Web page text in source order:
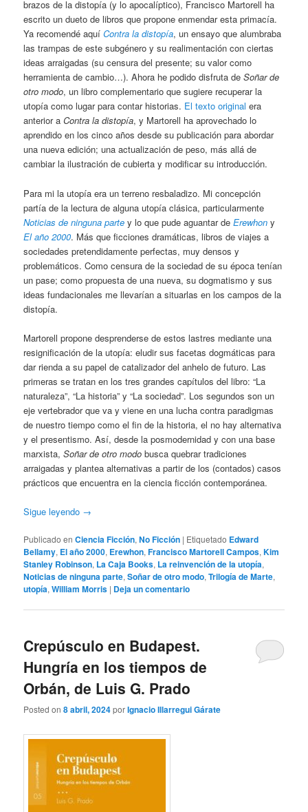
brazos de la distopía (y lo apocalíptico), Francisco Martorell ha
escrito un dueto de libros que propone enmendar esta primacía.
Ya recomendé aquíContra la distopía, un ensayo que alumbraba
las trampas de este subgénero y su realimentación con ciertas
ideas arraigadas (su censura del presente; su valor como
herramienta de cambio…). Ahora he podido disfruta deSoñar de
otro modo, un libro complementario que sugiere recuperar la
utopía como lugar para contar historias. El texto original era
anterior aContra la distopía, y Martorell ha aprovechado lo
aprendido en los cinco años desde su publicación para abordar
una nueva edición; una actualización de peso, más allá de
cambiar la ilustración de cubierta y modificar su introducción.
Para mi la utopía era un terreno resbaladizo. Mi concepción
partía de la lectura de alguna utopía clásica, particularmente
Noticias de ninguna parte y lo que pude aguantar deErewhon y
El año 2000. Más que ficciones dramáticas, libros de viajes a
sociedades pretendidamente perfectas, muy densos y
problemáticos. Como censura de la sociedad de su época tenían
un pase; como propuesta de una nueva, su dogmatismo y sus
ideas fundacionales me llevarían a situarlas en los campos de la
distopía.
Martorell propone desprenderse de estos lastres mediante una
resignificación de la utopía: eludir sus facetas dogmáticas para
dar rienda a su papel de catalizador del anhelo de futuro. Las
primeras se tratan en los tres grandes capítulos del libro: “La
naturaleza”, “La historia” y “La sociedad”. Los segundos son un
eje vertebrador que va y viene en una lucha contra paradigmas
de nuestro tiempo como el fin de la historia, el no hay alternativa
y el presentismo. Así, desde la posmodernidad y con una base
marxista,Soñar de otro modo busca quebrar tradiciones
arraigadas y plantea alternativas a partir de los (contados) casos
prácticos que encuentra en la ciencia ficción contemporánea.
Sigue leyendo →
Publicado en Ciencia Ficción,No Ficción | Etiquetado Edward
Bellamy, El año 2000, Erewhon,Francisco Martorell Campos,Kim
Stanley Robinson, La Caja Books, La reinvención de la utopía,
Noticias de ninguna parte,Soñar de otro modo,Trilogía de Marte,
utopía,William Morris | Deja un comentario
Crepúsculo en Budapest.
Hungría en los tiempos de
Orbán, de Luis G. Prado
Posted on8 abril, 2024porIgnacio Illarregui Gárate